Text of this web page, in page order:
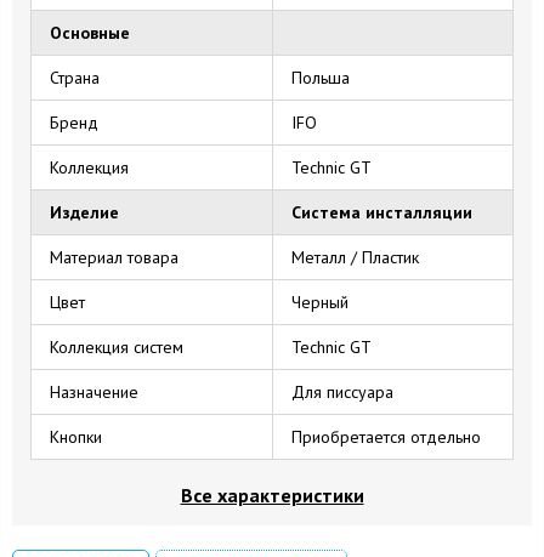
Основные
Страна Польша
Бренд IFO
Коллекция Technic GT
Изделие Система инсталляции
Материал товара Металл / Пластик
Цвет Черный
Коллекция систем Technic GT
Назначение Для писсуара
Кнопки Приобретается отдельно
Все характеристики